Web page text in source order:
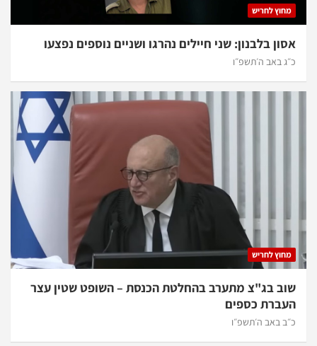
מחוץ לחריש
אסון בלבנון: שני חיילים נהרגו ושניים נוספים נפצעו
כ״ג באב ה׳תשפ״ו
מחוץ לחריש
שוב בג"צ מתערב בהחלטת הכנסת – השופט שטין עצר
העברת כספים
כ״ב באב ה׳תשפ״ו